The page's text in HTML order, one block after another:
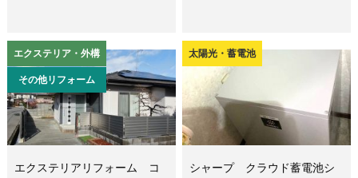
エクステリア・外構
その他リフォーム
エクステリアリフォーム コ
太陽光・蓄電池
シャープ クラウド蓄電池シ